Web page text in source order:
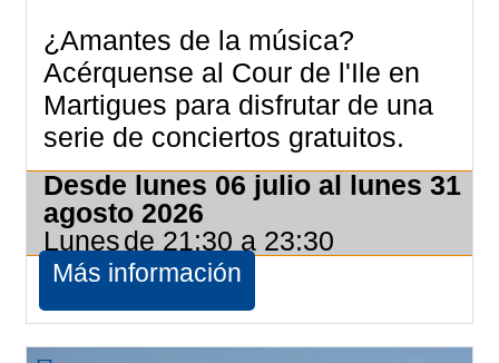
¿Amantes de la música?
Acérquense al Cour de l'Ile en
Martigues para disfrutar de una
serie de conciertos gratuitos.
Desde lunes 06 julio al lunes 31
agosto 2026
Lunesde 21:30 a 23:30
Más información